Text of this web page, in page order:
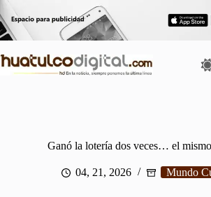
al
contenido
Ganó la lotería dos veces… el
04, 21, 2026 Mundo